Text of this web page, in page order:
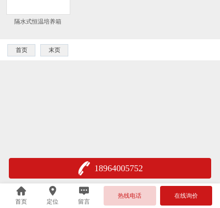
隔水式恒温培养箱
首页 末页
18964005752
首页 定位 留言
热线电话 在线询价